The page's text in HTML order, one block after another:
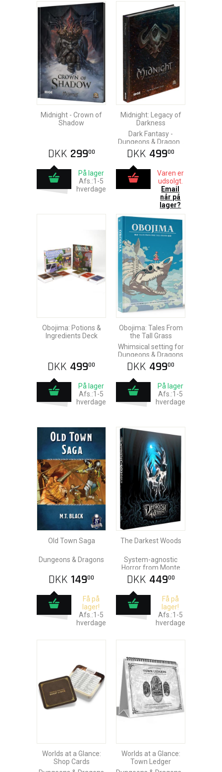
Midnight - Crown of
Shadow
DKK 29900
På lager
Afs.:1-5
hverdage
Midnight: Legacy of
Darkness
Dark Fantasy -
Dungeons & Dragons
5th
DKK 49900
Varen er
udsolgt.
Email
når på
lager?
Obojima: Potions &
Ingredients Deck
DKK 49900
På lager
Afs.:1-5
hverdage
Obojima: Tales From
the Tall Grass
Whimsical setting for
Dungeons & Dragons
DKK 49900
På lager
Afs.:1-5
hverdage
Old Town Saga
Dungeons & Dragons
DKK 14900
Få på
lager!
Afs.:1-5
hverdage
The Darkest Woods
System-agnostic
Horror from Monte
Cook
DKK 44900
Få på
lager!
Afs.:1-5
hverdage
Worlds at a Glance:
Shop Cards
Worlds at a Glance:
Town Ledger